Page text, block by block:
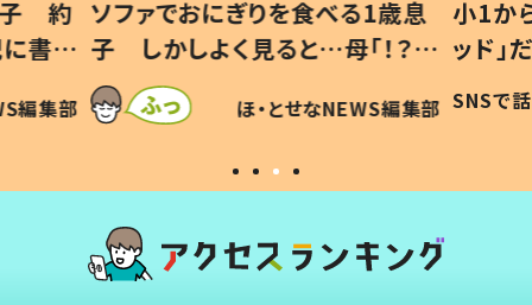
歳息
？」
編集部
小1から不登校、息子は「ギフテ
ッド」だった 父が“ウチ給食”を
作り続ける理由とは #令和の親
#令和の子
SNSで話題 ほ・とせなNEWS編集部
ひ孫
が、抱
「涙
い」